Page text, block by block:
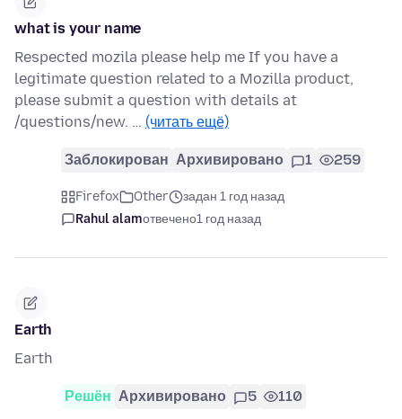
what is your name
Respected mozila please help me If you have a
legitimate question related to a Mozilla product,
please submit a question with details at
/questions/new. … (читать ещё)
Заблокирован Архивировано 1 259
Firefox Other
задан 1 год назад
Rahul alamотвечено1 год назад
Earth
Earth
Решён Архивировано 5 110